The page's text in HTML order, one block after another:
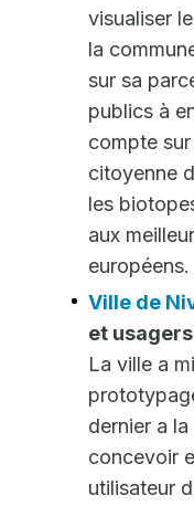
visualiser
la
sur sa
publics à
compte
citoyenne
les
aux
européens.
Ville de
et
La ville a
dernier a
concevoir
utilisateur